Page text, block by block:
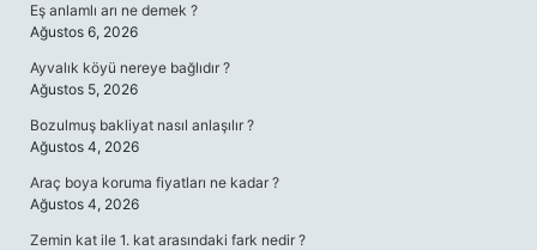
Eş anlamlı arı ne demek ?
Ağustos 6, 2026
Ayvalık köyü nereye bağlıdır ?
Ağustos 5, 2026
Bozulmuş bakliyat nasıl anlaşılır ?
Ağustos 4, 2026
Araç boya koruma fiyatları ne kadar ?
Ağustos 4, 2026
Zemin kat ile 1. kat arasındaki fark nedir ?